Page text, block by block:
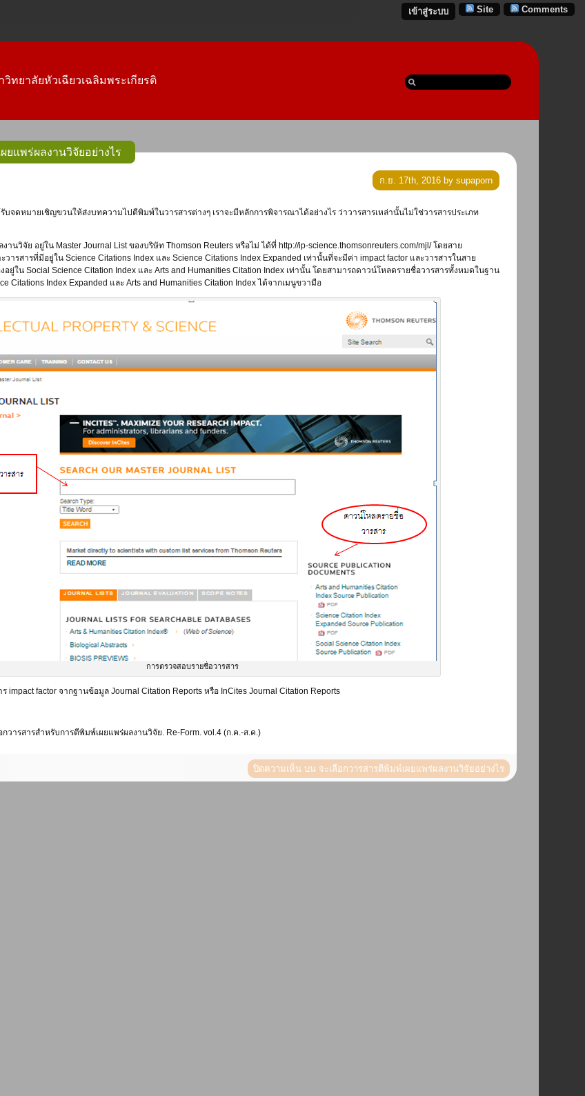
Comments
Site
เข้าสู่ระบบ
ทยาลัยหัวเฉียวเฉลิมพระเกียรติ
ยแพร่ผลงานวิจัยอย่างไร
ก.ย. 17th, 2016 by supaporn
านวิจัย อยู่ใน Master Journal List ของบริษัท Thomson Reuters หรือไม่ ได้ที่ http://ip-science.thomsonreuters.com/mjl/ โดยสาย
วารสารที่มีอยู่ใน Science Citations Index และ Science Citations Index Expanded เท่านั้นที่จะมีค่า impact factor และวารสารในสาย
ยู่ใน Social Science Citation Index และ Arts and Humanities Citation Index เท่านั้น โดยสามารถดาวน์โหลดรายชื่อวารสารทั้งหมดในฐาน
Citations Index Expanded และ Arts and Humanities Citation Index ได้จากเมนูขวามือ
การตรวจสอบรายชื่อวารสาร
impact factor จากฐานข้อมูล Journal Citation Reports หรือ InCites Journal Citation Reports
วารสารสำหรับการตีพิมพ์เผยแพร่ผลงานวิจัย. Re-Form. vol.4 (ก.ค.-ส.ค.)
ปิดความเห็น บน จะเลือกวารสารตีพิมพ์เผยแพร่ผลงานวิจัยอย่างไร